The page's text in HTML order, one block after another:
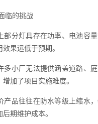
临的挑战
部分灯具存在功率、电池容
果远低于预期。
多小厂无法提供涵盖道路、
加了项目实施难度。
产品往往在防水等级上缩水
期维护成本。